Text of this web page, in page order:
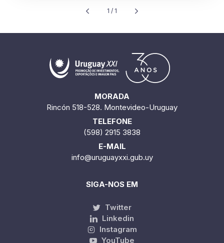
1 / 1
MORADA
Rincón 518-528. Montevideo-Uruguay
TELEFONE
(598) 2915 3838
E-MAIL
info@uruguayxxi.gub.uy
SIGA-NOS EM
Twitter
Linkedin
Instagram
YouTube